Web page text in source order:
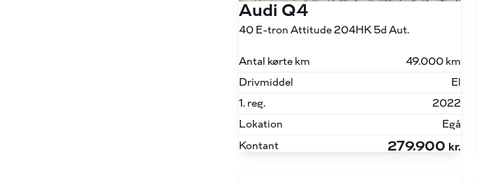
Audi Q4
40 E-tron Attitude 204HK 5d Aut.
Antal kørte km
49.000 km
Drivmiddel
El
1. reg.
2022
Lokation
Egå
Kontant
279.900 kr.